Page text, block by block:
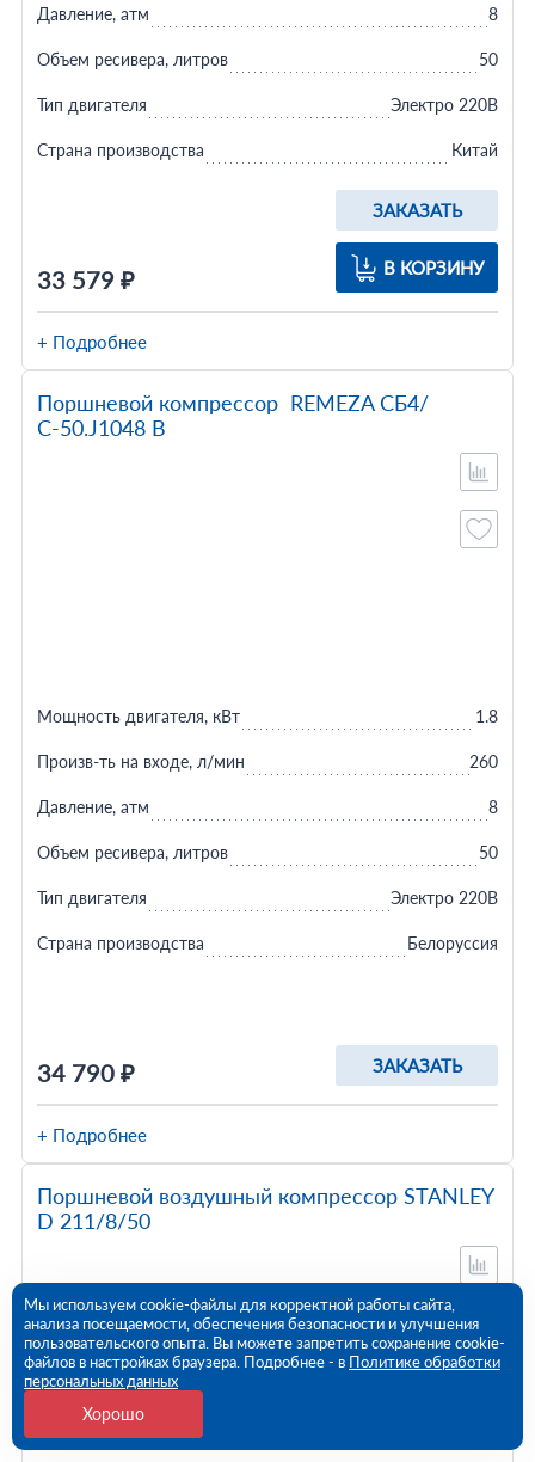
33 579 ₽
ЗАКАЗАТЬ
В КОРЗИНУ
Давление, атм 8
Объем ресивера, литров 50
Тип двигателя Электро 220В
Страна производства Китай
+ Подробнее
Поршневой компрессор REMEZA СБ4/
С-50.J1048 B
34 790 ₽ ЗАКАЗАТЬ
Мощность двигателя, кВт 1.8
Произв-ть на входе, л/мин 260
Давление, атм 8
Объем ресивера, литров 50
Тип двигателя Электро 220В
Страна производства Белоруссия
+ Подробнее
Поршневой воздушный компрессор STANLEY
D 211/8/50
Мы используем cookie-файлы для корректной работы сайта,
анализа посещаемости, обеспечения безопасности и улучшения
пользовательского опыта. Вы можете запретить сохранение cookie-
файлов в настройках браузера. Подробнее - в Политике обработки
персональных данных
Хорошо